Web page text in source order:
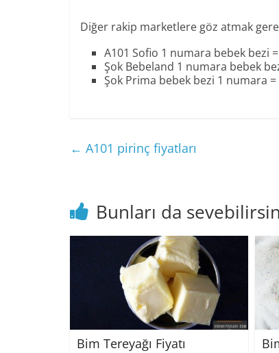
Diğer rakip marketlere göz atmak
A101 Sofio 1 numara bebek bezi
Şok Bebeland 1 numara bebek
Şok Prima bebek bezi 1 numara
← A101 pirinç fiyatları
Bunları da
Bim Tereyağı Fiyatı